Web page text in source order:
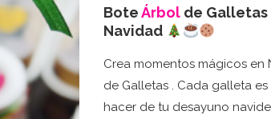
BoteÁrbolde
Navidad
Crea momentos mágicos
de Galletas . Cada galleta
hacer de tu desayuno